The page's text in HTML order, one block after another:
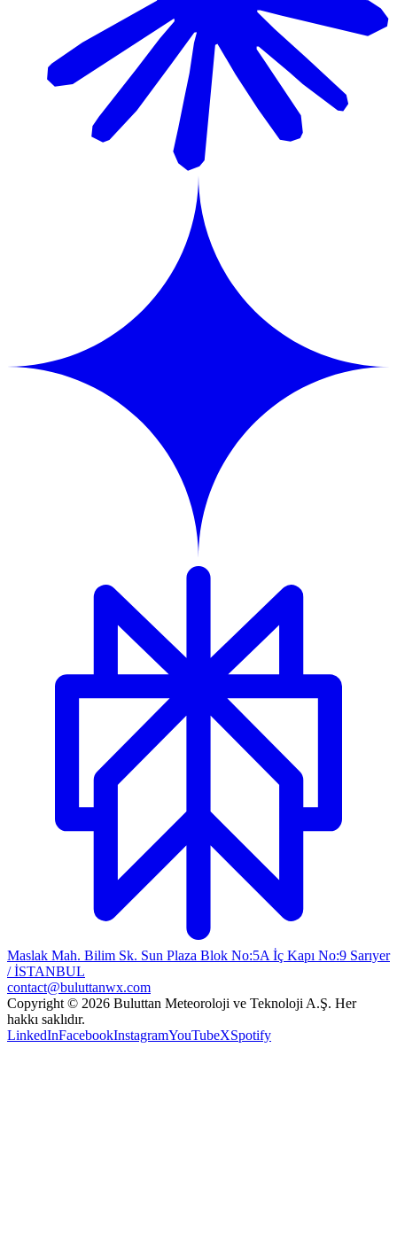
Maslak Mah. Bilim Sk. Sun Plaza Blok No:5A İç Kapı No:9 Sarıyer
/ İSTANBUL
contact@buluttanwx.com
Copyright © 2026 Buluttan Meteoroloji ve Teknoloji A.Ş. Her
hakkı saklıdır.
LinkedInFacebookInstagramYouTubeXSpotify